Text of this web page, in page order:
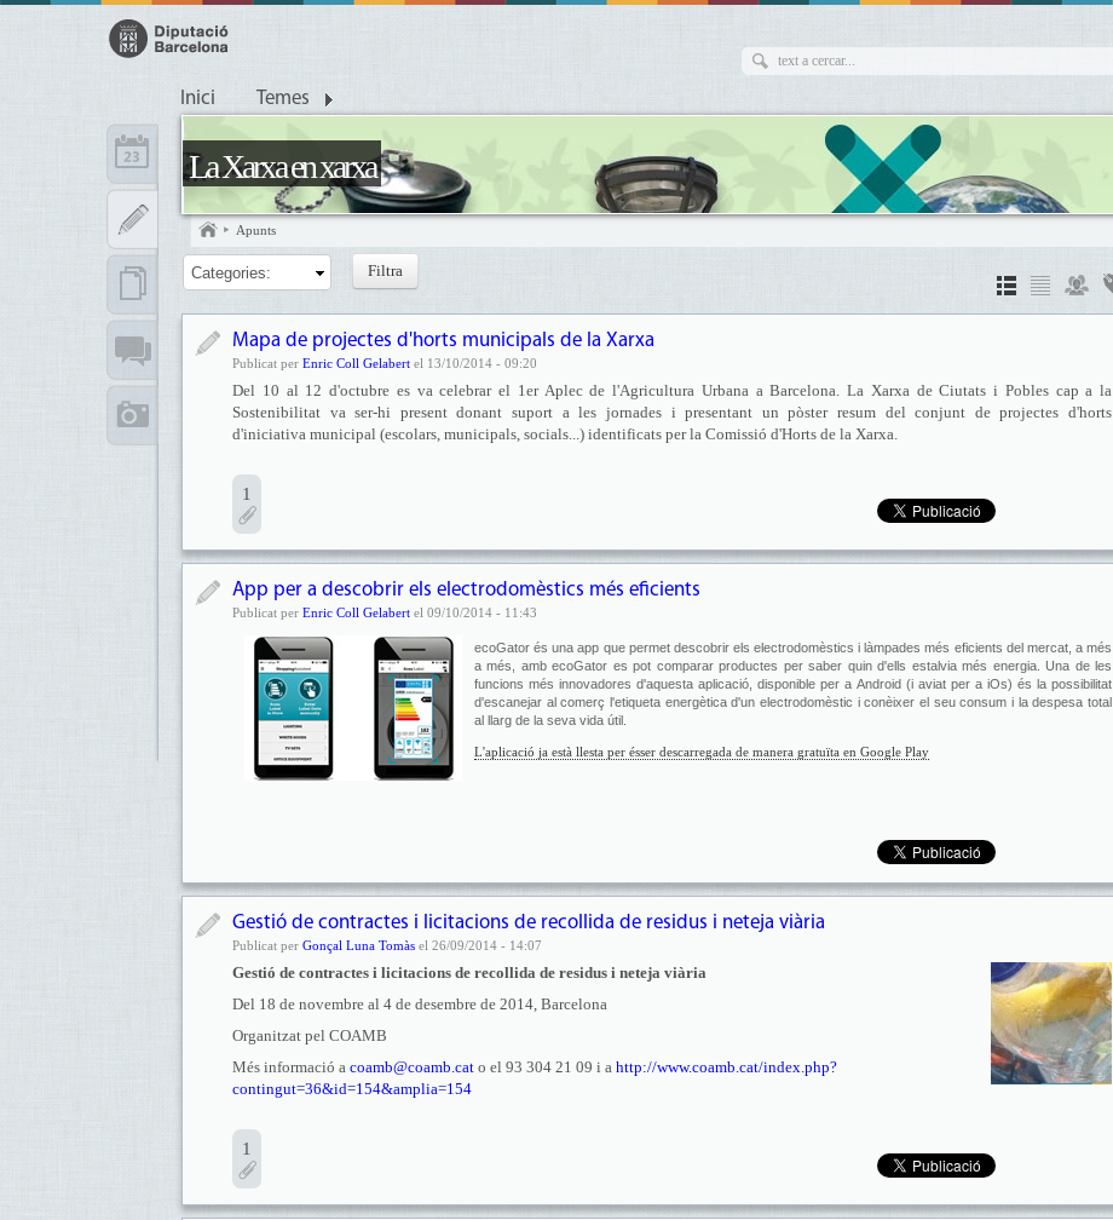
Inici Temes
La Xarxa en xarxa
Apunts
Categories:
Mapa de projectes d'horts municipals de la Xarxa
Publicat per Enric Coll Gelabert el 13/10/2014 - 09:20
Del 10 al 12 d'octubre es va celebrar el 1er Aplec de l'Agricultura Urbana a Barcelona. La Xarxa de Ciutats i Pobles cap a la
Sostenibilitat va ser-hi present donant suport a les jornades i presentant un pòster resum del conjunt de projectes d'horts
d'iniciativa municipal (escolars, municipals, socials...) identificats per la Comissió d'Horts de la Xarxa.
1
App per a descobrir els electrodomèstics més eficients
Publicat per Enric Coll Gelabert el 09/10/2014 - 11:43
ecoGator és una app que permet descobrir els electrodomèstics i làmpades més eficients del mercat, a més
a més, amb ecoGator es pot comparar productes per saber quin d'ells estalvia més energia. Una de les
funcions més innovadores d'aquesta aplicació, disponible per a Android (i aviat per a iOs) és la possibilitat
d'escanejar al comerç l'etiqueta energètica d'un electrodomèstic i conèixer el seu consum i la despesa total
al llarg de la seva vida útil.
L'aplicació ja està llesta per ésser descarregada de manera gratuïta en Google Play
Gestió de contractes i licitacions de recollida de residus i neteja viària
Publicat per Gonçal Luna Tomàs el 26/09/2014 - 14:07
Gestió de contractes i licitacions de recollida de residus i neteja viària
Del 18 de novembre al 4 de desembre de 2014, Barcelona
Organitzat pel COAMB
Més informació a coamb@coamb.cat o el 93 304 21 09 i a http://www.coamb.cat/index.php?
contingut=36&id=154&amplia=154
1